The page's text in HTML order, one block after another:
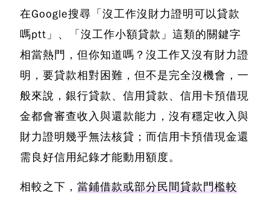
在Google搜尋「沒工作沒財力證明可以貸款
嗎ptt」、「沒工作小額貸款」這類的關鍵字
相當熱門，但你知道嗎？沒工作又沒有財力證
明，要貸款相對困難，但不是完全沒機會 ，一
般來說，銀行貸款、信用貸款、信用卡預借現
金都會審查收入與還款能力，沒有穩定收入與
財力證明幾乎無法核貸；而信用卡預借現金還
需良好信用紀錄才能動用額度。
相較之下， 當鋪借款或部分民間貸款門檻較